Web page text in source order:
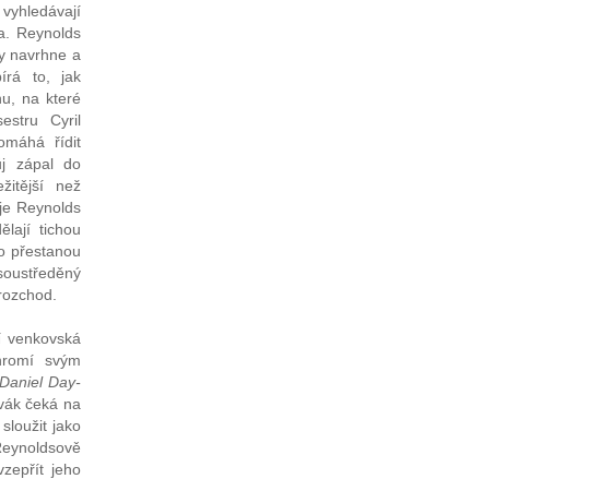
Reynolds
navrhne a
to, jak
na které
Cyril
řídit
zápal do
než
Reynolds
tichou
přestanou
svým
Day-
čeká na
jako
jeho